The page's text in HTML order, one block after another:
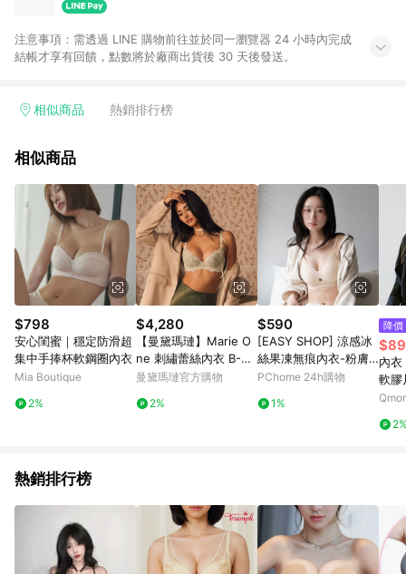
注意事項：需透過 LINE 購物前往並於同一瀏覽器 24 小時內完成
結帳才享有回饋，點數將於廠商出貨後 30 天後發送。
相似商品 熱銷排行榜
相似商品
$798
安心閨蜜｜穩定防滑超
集中手捧杯軟鋼圈內衣
Mia Boutique
2%
$4,280
【曼黛瑪璉】Marie O
ne 刺繡蕾絲內衣 B-F
罩杯(萊茵綠)
曼黛瑪璉官方購物
2%
$590
[EASY SHOP] 涼感冰
絲果凍無痕內衣-粉膚
色
PChome 24h購物
1%
降價
內衣
軟膠
熱銷排行榜